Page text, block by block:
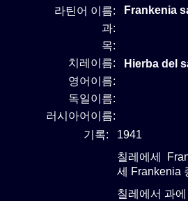
라틴어 이름:
Frankenia
과:
목:
치레이름:
Hierba del
영어이름:
독일이름:
러시아어이름:
기록:
1941
칠레에세
세 Frankenia
칠레에서 과